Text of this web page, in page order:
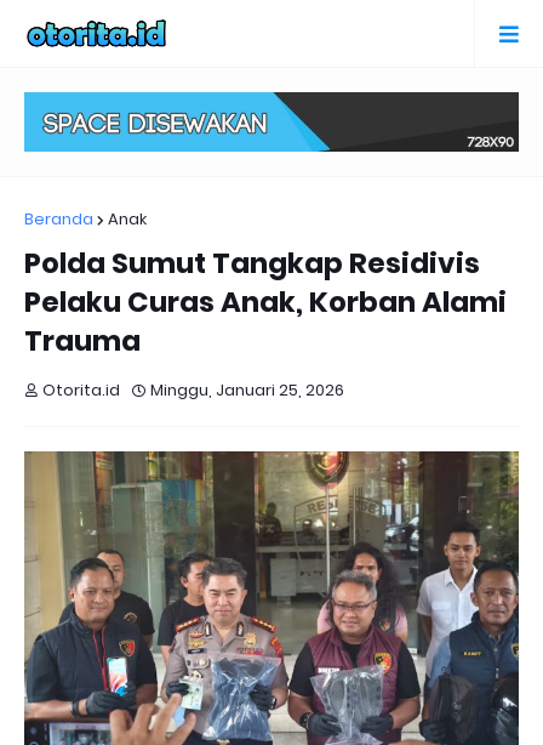
Beranda Anak
Polda Sumut Tangkap Residivis
Pelaku Curas Anak, Korban Alami
Trauma
Otorita.id Minggu, Januari 25, 2026